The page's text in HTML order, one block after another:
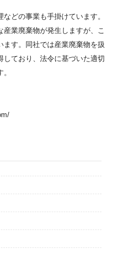
どの事業も手掛けています。
業廃棄物が発生しますが、こ
ます。同社では産業廃棄物を扱
しており、法令に基づいた適切